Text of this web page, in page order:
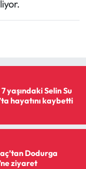
yaşındaki Selin Su
hayatını kaybetti
Dodurga
ziyaret